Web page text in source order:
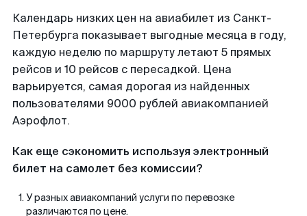
Календарь низких цен на авиабилет из Санкт-
Петербурга показывает выгодные месяца в году,
каждую неделю по маршруту летают 5 прямых
рейсов и 10 рейсов с пересадкой. Цена
варьируется, самая дорогая из найденных
пользователями 9000 рублей авиакомпанией
Аэрофлот.
Как еще сэкономить используя электронный
билет на самолет без комиссии?
У разных авиакомпаний услуги по перевозке
различаются по цене.